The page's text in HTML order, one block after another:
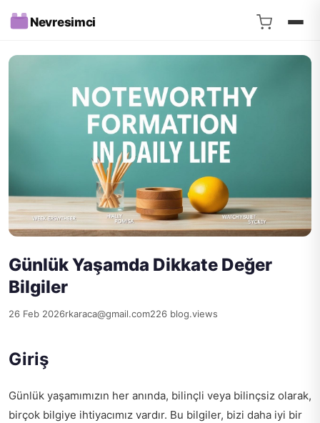
Nevresimci
Günlük Yaşamda Dikkate Değer
Bilgiler
26 Feb 2026rkaraca@gmail.com226 blog.views
Giriş
Günlük yaşamımızın her anında, bilinçli veya bilinçsiz olarak,
birçok bilgiye ihtiyacımız vardır. Bu bilgiler, bizi daha iyi bir